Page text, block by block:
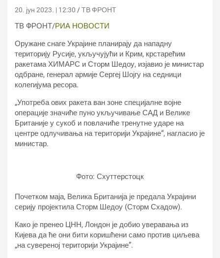
20. јун 2023. | 12:30 ТВ ФРОНТ
ТВ ФРОНТ/РИА НОВОСТИ
Оружане снаге Украјине планирају да нападну
територију Русије, укључујући и Крим, крстарећим
ракетама ХИМАРС и Сторм Шедоу, изјавио је министар
одбране, генерал армије Сергеј Шојгу на седници
колегијума ресора.
„Употреба ових ракета ван зоне специјалне војне
операције значиће пуно укључивање САД и Велике
Британије у сукоб и повлачиће тренутне ударе на
центре одлучивања на територији Украјине“, нагласио је
министар.
Фото: Схуттерстоцк
Почетком маја, Велика Британија је предала Украјини
серију пројектила Сторм Шедоу (Сторм Схадоw).
Како је пренео ЦНН, Лондон је добио уверавања из
Кијева да ће они бити коришћени само против циљева
„на сувереној територији Украјине”.